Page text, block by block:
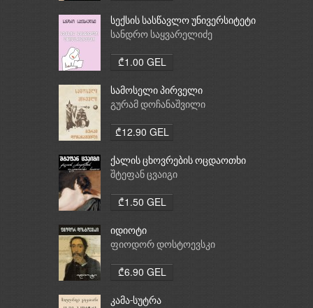
სექსის სასწავლო უნივერსიტეტი
სანდრო საყვარელიძე
₾1.00 GEL
სამოსელი პირველი
გურამ დოჩანაშვილი
₾12.90 GEL
ქალის ცხოვრების ოცდაოთხი
საათი
შტეფან ცვაიგი
₾1.50 GEL
იდიოტი
ფიოდორ დოსტოევსკი
₾6.90 GEL
კამა-სუტრა